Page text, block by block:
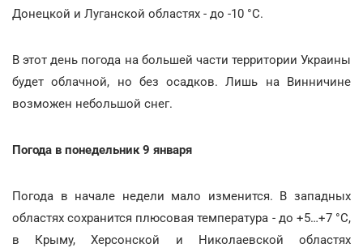
Донецкой и Луганской областях - до -10 °С.
В этот день погода на большей части территории Украины
будет облачной, но без осадков. Лишь на Винничине
возможен небольшой снег.
Погода в понедельник 9 января
Погода в начале недели мало изменится. В западных
областях сохранится плюсовая температура - до +5…+7 °С,
в Крыму, Херсонской и Николаевской областях